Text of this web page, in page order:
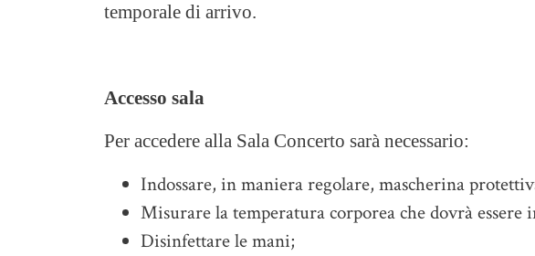
temporale di arrivo.
Accesso sala
Per accedere alla Sala Concerto sarà necessario:
Indossare, in maniera regolare, mascherina
Misurare la temperatura corporea che dovrà essere
Disinfettare le mani;